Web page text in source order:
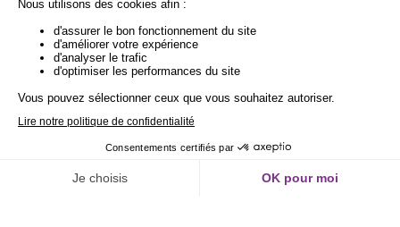
1ère Organisation de l’ESS certifiée Quali’OP